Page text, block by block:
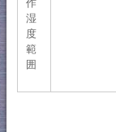
作
湿
度
範
囲